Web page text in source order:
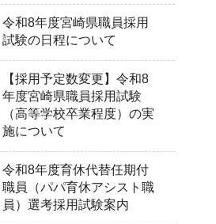
令和8年度宮崎県職員採用
試験の日程について
【採用予定数変更】令和8
年度宮崎県職員採用試験
（高等学校卒業程度）の実
施について
令和8年度育休代替任期付
職員（パパ育休アシスト職
員）選考採用試験案内